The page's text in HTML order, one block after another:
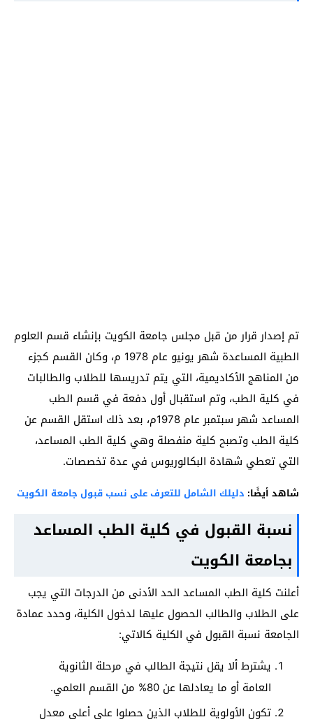
تم إصدار قرار من قبل مجلس جامعة الكويت بإنشاء قسم العلوم
الطبية المساعدة شهر يونيو عام 1978 م، وكان القسم كجزء
من المناهج الأكاديمية، التي يتم تدريسها للطلاب والطالبات
في كلية الطب، وتم استقبال أول دفعة في قسم الطب
المساعد شهر سبتمبر عام 1978م، بعد ذلك استقل القسم عن
كلية الطب وتصبح كلية منفصلة وهي كلية الطب المساعد،
التي تعطي شهادة البكالوريوس في عدة تخصصات.
شاهد أيضًا: دليلك الشامل للتعرف على نسب قبول جامعة الكويت
نسبة القبول في كلية الطب المساعد
بجامعة الكويت
أعلنت كلية الطب المساعد الحد الأدنى من الدرجات التي يجب
على الطلاب والطالب الحصول عليها لدخول الكلية، وحدد عمادة
الجامعة نسبة القبول في الكلية كالاتي:
يشترط ألا يقل نتيجة الطالب في مرحلة الثانوية
العامة أو ما يعادلها عن 80% من القسم العلمي.
تكون الأولوية للطلاب الذين حصلوا على أعلى معدل